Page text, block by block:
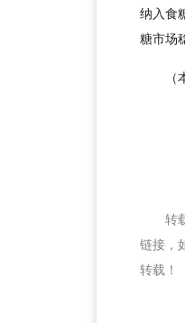
纳入食
糖市场
转
链接，
转载！